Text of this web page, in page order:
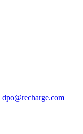
dpo@recharge.com